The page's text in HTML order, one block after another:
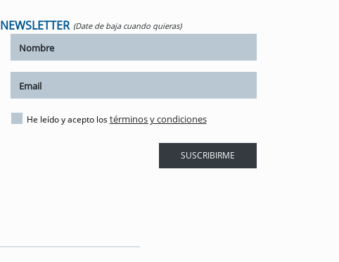
NEWSLETTER (Date de baja cuando quieras)
He leído y acepto lostérminos y condiciones
SUSCRIBIRME